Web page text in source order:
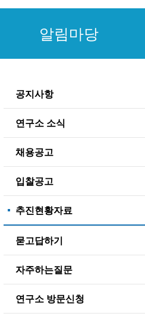
알림마당
공지사항
연구소 소식
채용공고
입찰공고
추진현황자료
묻고답하기
자주하는질문
연구소 방문신청